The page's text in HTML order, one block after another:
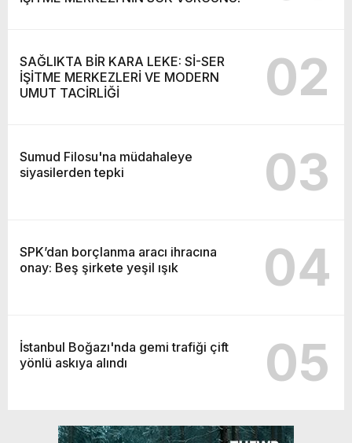
SAĞLIKTA BİR KARA LEKE: Sİ-SER
İŞİTME MERKEZLERİ VE MODERN
UMUT TACİRLİĞİ
02
Sumud Filosu'na müdahaleye
siyasilerden tepki
03
SPK’dan borçlanma aracı ihracına
onay: Beş şirkete yeşil ışık
04
İstanbul Boğazı'nda gemi trafiği çift
yönlü askıya alındı
05